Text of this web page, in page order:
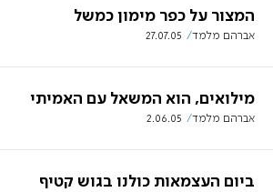
המצור על כפר מימון כמשל
אברהם מלמד 27.07.05
מילואים, הוא המשאל עם האמיתי
אברהם מלמד 2.06.05
ביום העצמאות כולנו בגוש קטיף